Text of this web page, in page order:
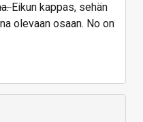
Eikun kappas, sehän
olevaan osaan. No on